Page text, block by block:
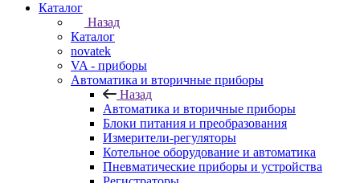
Каталог
Назад
Каталог
novatek
VA - приборы
Автоматика и вторичные приборы
Назад
Автоматика и вторичные приборы
Блоки питания и преобразования
Измерители-регуляторы
Котельное оборудование и автоматика
Пневматические приборы и устройства